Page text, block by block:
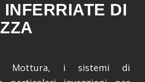
DI
Mottura, i sistemi di